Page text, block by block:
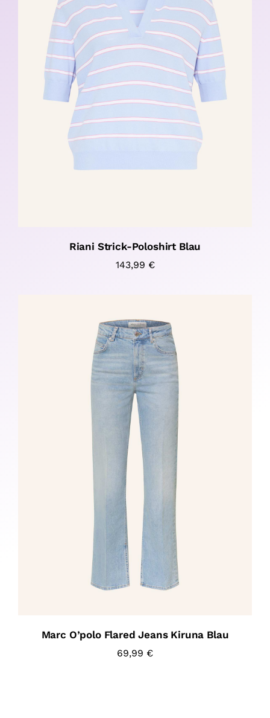
Riani Strick-Poloshirt Blau
143,99 €
Marc O’polo Flared Jeans Kiruna Blau
69,99 €